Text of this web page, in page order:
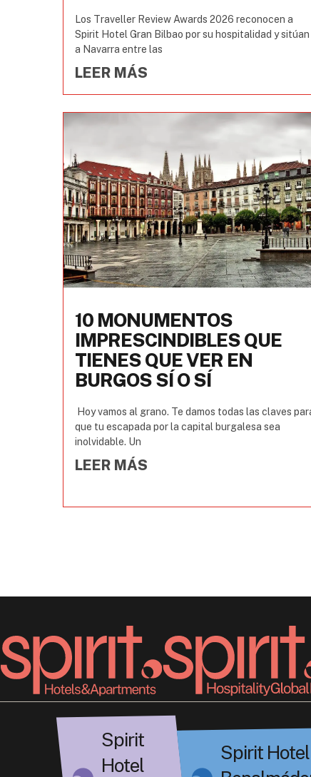
Los Traveller Review Awards 2026 reconocen a
Spirit Hotel Gran Bilbao por su hospitalidad y sitúan
a Navarra entre las
LEER MÁS
10 MONUMENTOS
IMPRESCINDIBLES QUE
TIENES QUE VER EN
BURGOS SÍ O SÍ
Hoy vamos al grano. Te damos todas las claves
que tu escapada por la capital burgalesa sea
inolvidable. Un
LEER MÁS
Spirit
Hotel
Spirit Hotel